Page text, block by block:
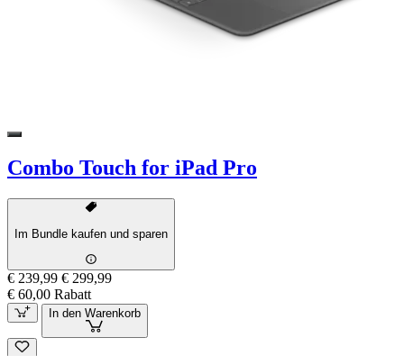
Combo Touch for iPad Pro
Im Bundle kaufen und sparen
€ 239,99 € 299,99
€ 60,00 Rabatt
In den Warenkorb